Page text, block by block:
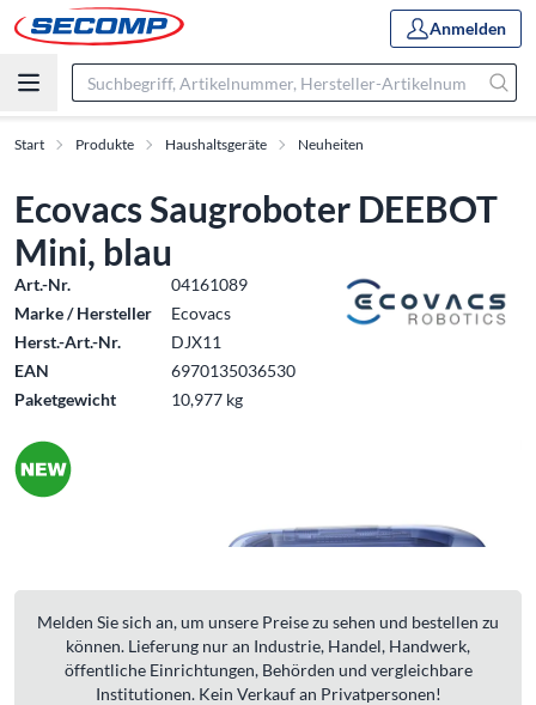
Anmelden
Start Produkte Haushaltsgeräte Neuheiten
Ecovacs Saugroboter DEEBOT
Mini, blau
Art.-Nr.
04161089
Marke / Hersteller
Ecovacs
Herst.-Art.-Nr.
DJX11
EAN
6970135036530
Paketgewicht
10,977 kg
Melden Sie sich an, um unsere Preise zu sehen und bestellen zu
können. Lieferung nur an Industrie, Handel, Handwerk,
öffentliche Einrichtungen, Behörden und vergleichbare
Institutionen. Kein Verkauf an Privatpersonen!